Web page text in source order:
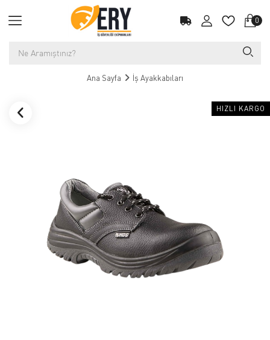
0
Ana Sayfa İş Ayakkabıları
HIZLI KARGO